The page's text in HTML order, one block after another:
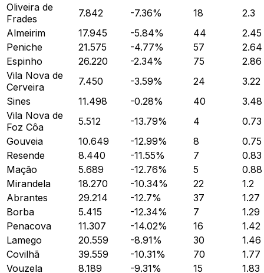
Oliveira de
Frades
7.842 -7.36% 18
2.3
Almeirim
17.945 -5.84% 44
2.45
Peniche
21.575 -4.77% 57
2.64
Espinho
26.220 -2.34% 75
2.86
Vila Nova de
Cerveira
7.450 -3.59% 24
3.22
Sines
11.498 -0.28% 40
3.48
Vila Nova de
Foz Côa
5.512 -13.79% 4
0.73
Gouveia
10.649 -12.99% 8
0.75
Resende
8.440 -11.55% 7
0.83
Mação
5.689 -12.76% 5
0.88
Mirandela
18.270 -10.34% 22
1.2
Abrantes
29.214 -12.7% 37
1.27
Borba
5.415 -12.34% 7
1.29
Penacova
11.307 -14.02% 16
1.42
Lamego
20.559 -8.91% 30
1.46
Covilhã
39.559 -10.31% 70
1.77
Vouzela
8.189 -9.31% 15
1.83